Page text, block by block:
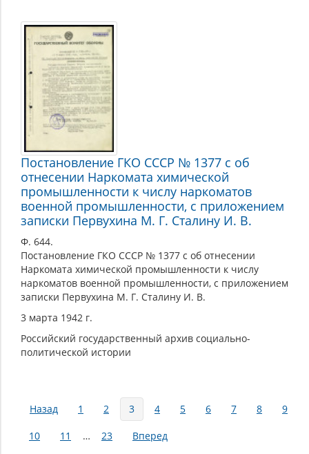
Постановление ГКО СССР № 1377 с об
отнесении Наркомата химической
промышленности к числу наркоматов
военной промышленности, с приложением
записки Первухина М. Г. Сталину И. В.
Ф. 644.
Постановление ГКО СССР № 1377 с об отнесении
Наркомата химической промышленности к числу
наркоматов военной промышленности, с приложением
записки Первухина М. Г. Сталину И. В.
3 марта 1942 г.
Российский государственный архив социально-
политической истории
Страницы
Назад 1 2 3 4 5 6 7 8 9
10 11 … 23 Вперед